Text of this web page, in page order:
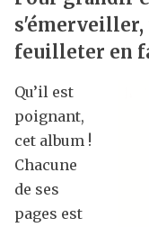
s'émerveiller,
feuilleter en
Qu’il est
poignant,
cet album !
Chacune
de ses
pages est